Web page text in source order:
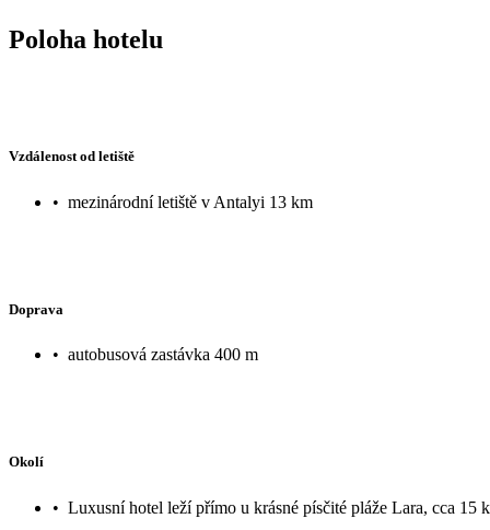
Poloha hotelu
Vzdálenost od letiště
• mezinárodní letiště v Antalyi 13 km
Doprava
• autobusová zastávka 400 m
Okolí
• Luxusní hotel leží přímo u krásné písčité pláže Lara, cca 15